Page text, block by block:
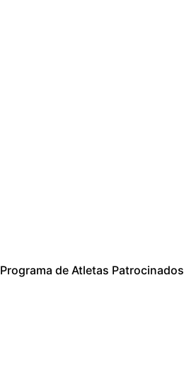
Programa de Atletas Patrocinados